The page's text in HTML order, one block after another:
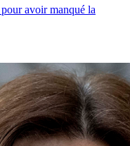
avoir manqué la